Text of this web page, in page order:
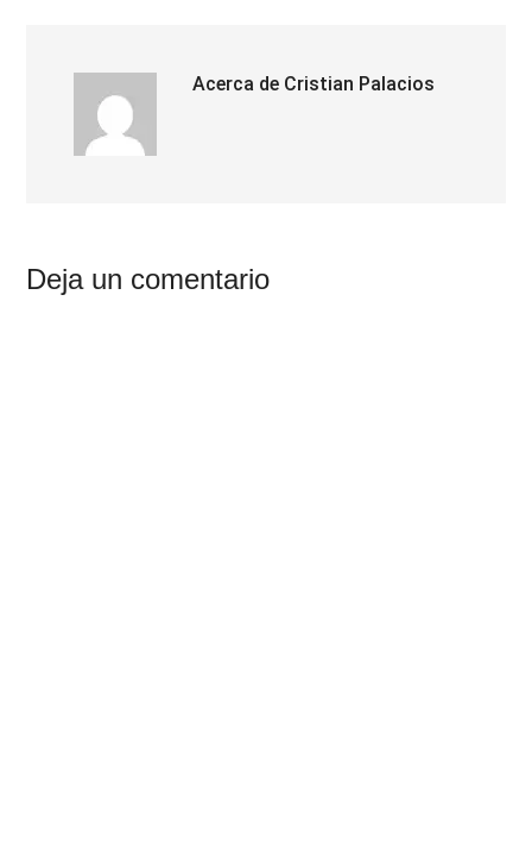
Acerca de Cristian Palacios
Interacciones
Deja un comentario